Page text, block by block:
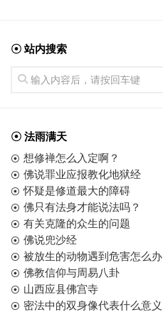
☉ 站内搜索
☉ 法雨满天
想修禅怎么入定啊？
佛说罪业应报教化地狱经
怀疑是修道最大的障碍
佛只有法身才能说法吗？
有关克隆的众生的问题
佛说兜沙经
被放生的动物遇到危害怎么办
佛教信仰与周易八卦
山西应县佛宫寺
密法中的双身像代表什么意义